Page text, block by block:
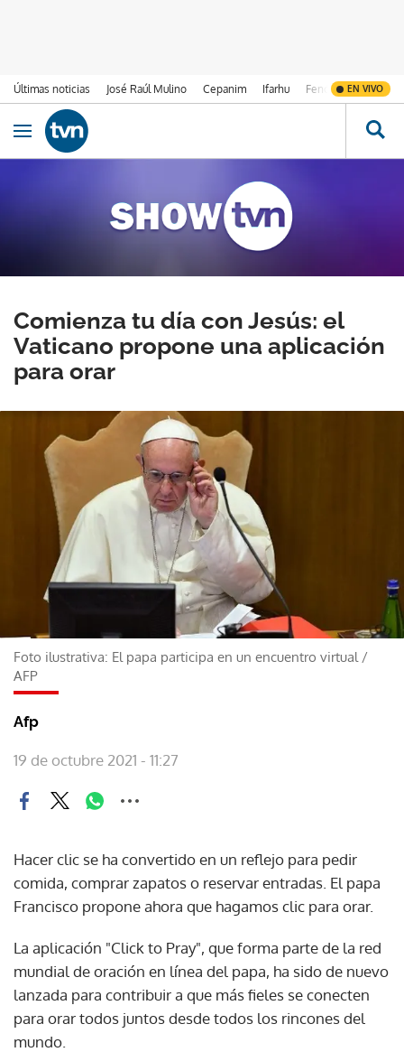
Últimas noticias José Raúl Mulino Cepanim Ifarhu Fenómeno de El
EN VIVO
Ir al contenido
Obrir navegació
Comienza tu día con Jesús: el
Vaticano propone una aplicación
para orar
Foto ilustrativa: El papa participa en un encuentro virtual /
AFP
Afp
19 de octubre 2021 - 11:27
Hacer clic se ha convertido en un reflejo para pedir
comida, comprar zapatos o reservar entradas. El papa
Francisco propone ahora que hagamos clic para orar.
La aplicación "Click to Pray", que forma parte de la red
mundial de oración en línea del papa, ha sido de nuevo
lanzada para contribuir a que más fieles se conecten
para orar todos juntos desde todos los rincones del
mundo.